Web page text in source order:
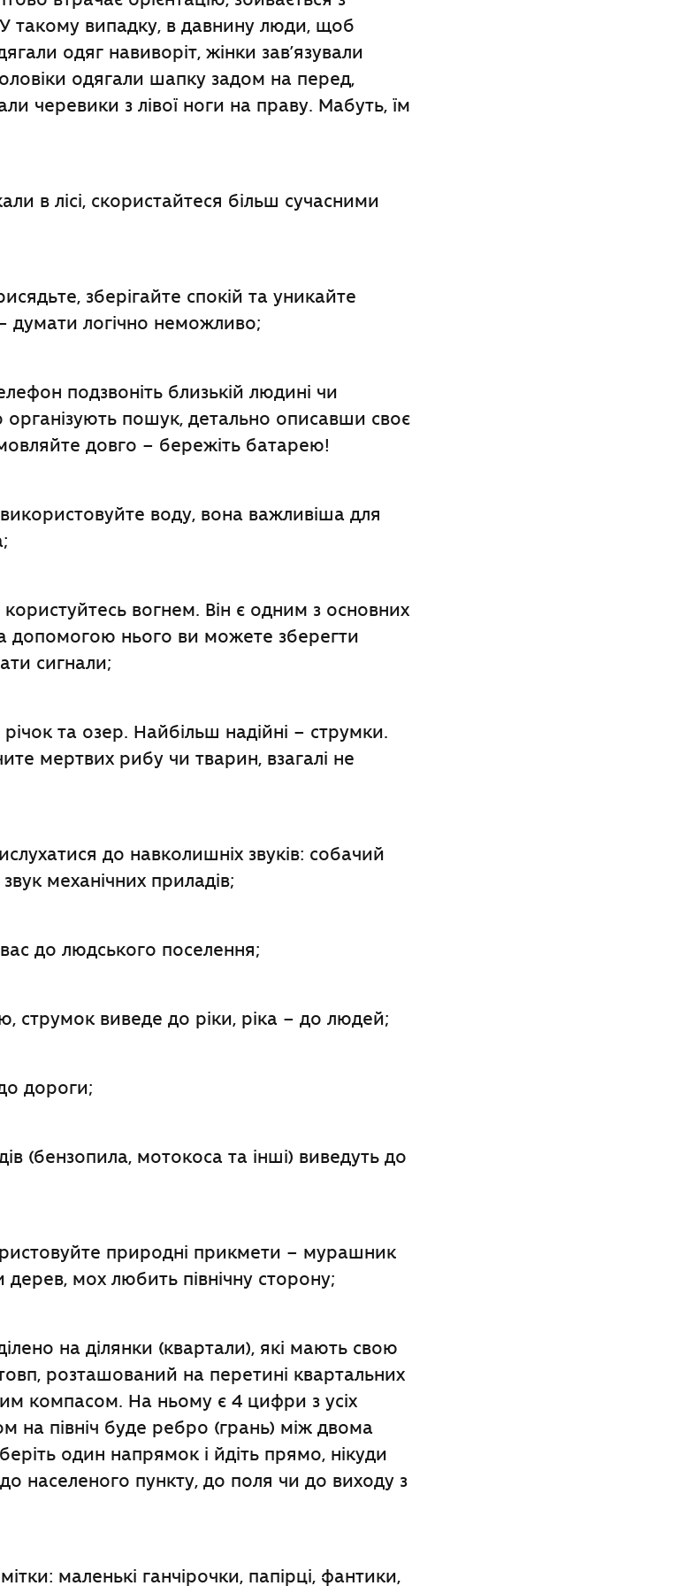
такому випадку, в давнину люди, щоб
одяг навиворіт, жінки зав’язували
одягали шапку задом на перед,
черевики з лівої ноги на праву. Мабуть, їм
в лісі, скористайтеся більш сучасними
зберігайте спокій та уникайте
думати логічно неможливо;
подзвоніть близькій людині чи
організують пошук, детально описавши своє
довго – бережіть батарею!
воду, вона важливіша для
вогнем. Він є одним з основних
допомогою нього ви можете зберегти
сигнали;
та озер. Найбільш надійні – струмки.
мертвих рибу чи тварин, взагалі не
до навколишніх звуків: собачий
механічних приладів;
до людського поселення;
струмок виведе до ріки, ріка – до людей;
дороги;
(бензопила, мотокоса та інші) виведуть до
природні прикмети – мурашник
дерев, мох любить північну сторону;
на ділянки (квартали), які мають свою
розташований на перетині квартальних
компасом. На ньому є 4 цифри з усіх
на північ буде ребро (грань) між двома
один напрямок і йдіть прямо, нікуди
населеного пункту, до поля чи до виходу з
маленькі ганчірочки, папірці, фантики,